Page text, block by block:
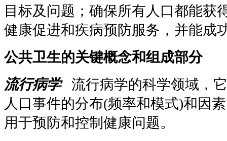
目标及问题；确保所有人口都能获
健康促进和疾病预防服务，并能成
公共卫生的关键概念和组成部分
流行病学
流行病学的科学领域，
人口事件的分布(频率和模式)和因
用于预防和控制健康问题。